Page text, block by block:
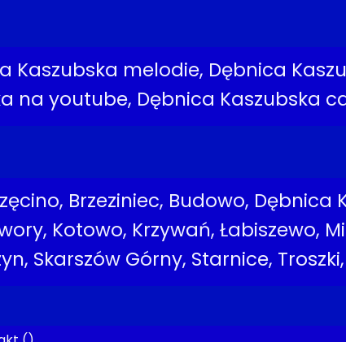
Kaszubska melodie, Dębnica
na youtube, Dębnica Kaszubska
Brzeziniec, Budowo, Dębnica
Kotowo, Krzywań, Łabiszewo,
Skarszów Górny, Starnice,